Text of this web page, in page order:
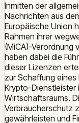
Inmitten der
Nachrichten aus
Europäische Union
Rahmen ihrer
(MiCA)-Verordnung
haben dabei die
dieser Lizenzen
zur Schaffung
Krypto-Dienstleister
Wirtschaftsraums.
Verbraucherschutz
gewährleisten und